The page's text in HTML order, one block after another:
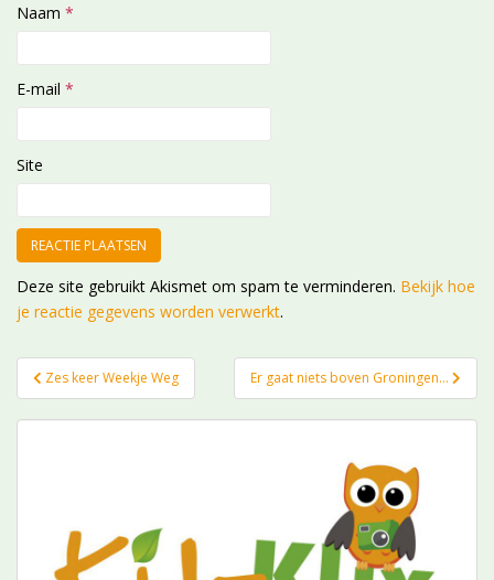
Naam *
E-mail *
Site
Deze site gebruikt Akismet om spam te verminderen. Bekijk hoe
je reactie gegevens worden verwerkt.
Bericht
navigatie
Zes keer Weekje Weg Er gaat niets boven Groningen…